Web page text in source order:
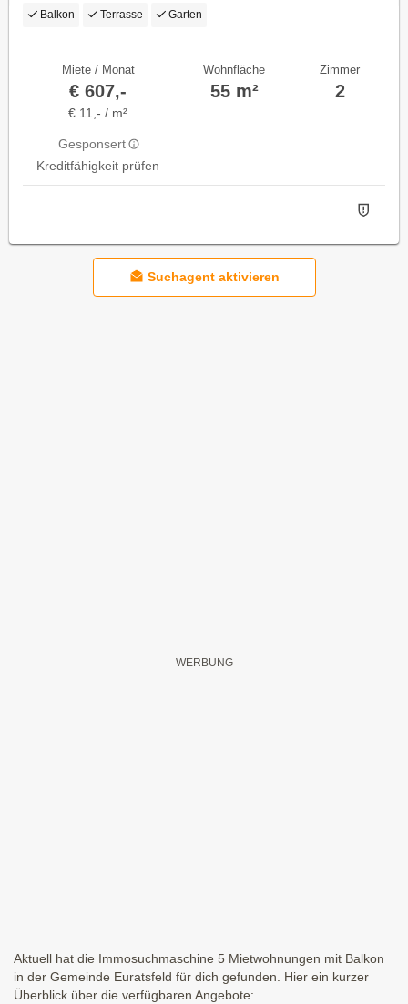
Balkon Terrasse Garten
Miete / Monat
€ 607,-
€ 11,- / m²
Gesponsert
Kreditfähigkeit prüfen
Wohnfläche
55 m²
Zimmer
2
Suchagent aktivieren
Aktuell hat die Immosuchmaschine 5 Mietwohnungen mit Balkon
in der Gemeinde Euratsfeld für dich gefunden. Hier ein kurzer
Überblick über die verfügbaren Angebote: